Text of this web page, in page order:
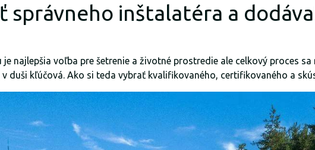
správneho inštalatéra a
je najlepšia voľba pre šetrenie a životné prostredie ale celkový proces
v duši kľúčová. Ako si teda vybrať kvalifikovaného, certifikovaného a